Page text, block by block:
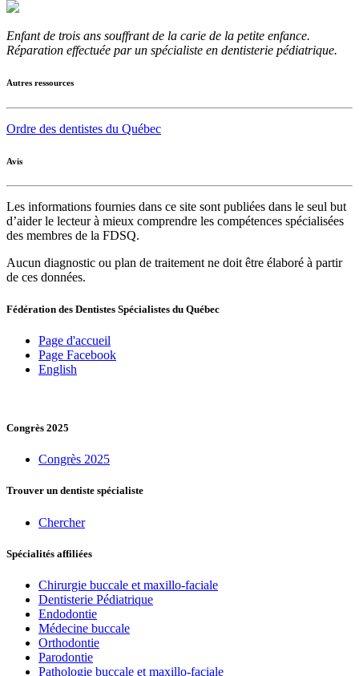
Enfant de trois ans souffrant de la carie de la petite enfance.
Réparation effectuée par un spécialiste en dentisterie pédiatrique.
Autres ressources
Ordre des dentistes du Québec
Avis
Les informations fournies dans ce site sont publiées dans le seul but
d’aider le lecteur à mieux comprendre les compétences spécialisées
des membres de la FDSQ.
Aucun diagnostic ou plan de traitement ne doit être élaboré à partir
de ces données.
Fédération des Dentistes Spécialistes du Québec
Page d'accueil
Page Facebook
English
Congrès 2025
Congrès 2025
Trouver un dentiste spécialiste
Chercher
Spécialités affiliées
Chirurgie buccale et maxillo-faciale
Dentisterie Pédiatrique
Endodontie
Médecine buccale
Orthodontie
Parodontie
Pathologie buccale et maxillo-faciale